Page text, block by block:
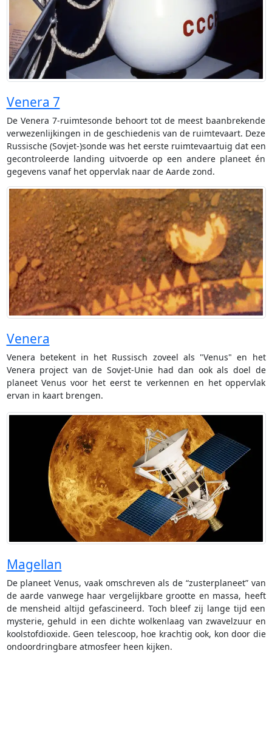
Venera 7
De Venera 7-ruimtesonde behoort tot de meest baanbrekende
verwezenlijkingen in de geschiedenis van de ruimtevaart. Deze
Russische (Sovjet-)sonde was het eerste ruimtevaartuig dat een
gecontroleerde landing uitvoerde op een andere planeet én
gegevens vanaf het oppervlak naar de Aarde zond.
Venera
Venera betekent in het Russisch zoveel als "Venus" en het
Venera project van de Sovjet-Unie had dan ook als doel de
planeet Venus voor het eerst te verkennen en het oppervlak
ervan in kaart brengen.
Magellan
De planeet Venus, vaak omschreven als de “zusterplaneet” van
de aarde vanwege haar vergelijkbare grootte en massa, heeft
de mensheid altijd gefascineerd. Toch bleef zij lange tijd een
mysterie, gehuld in een dichte wolkenlaag van zwavelzuur en
koolstofdioxide. Geen telescoop, hoe krachtig ook, kon door die
ondoordringbare atmosfeer heen kijken.